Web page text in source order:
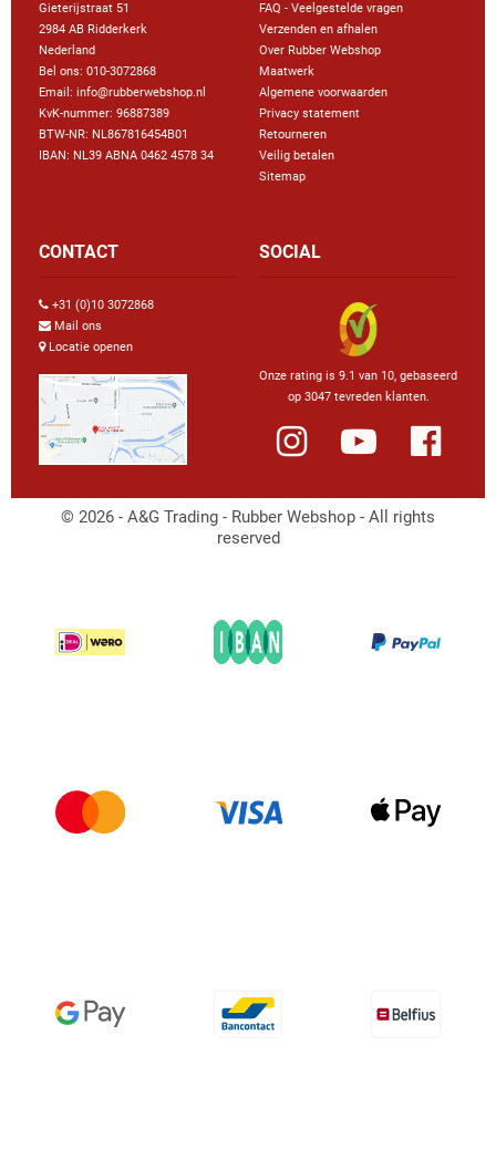
Gieterijstraat 51
2984 AB Ridderkerk
Nederland
Bel ons: 010-3072868
Email: info@rubberwebshop.nl
KvK-nummer: 96887389
BTW-NR: NL867816454B01
IBAN: NL39 ABNA 0462 4578 34
FAQ - Veelgestelde vragen
Verzenden en afhalen
Over Rubber Webshop
Maatwerk
Algemene voorwaarden
Privacy statement
Retourneren
Veilig betalen
Sitemap
CONTACT
+31 (0)10 3072868
Mail ons
Locatie openen
SOCIAL
Onze rating is 9.1 van 10, gebaseerd
op 3047 tevreden klanten.
© 2026 - A&G Trading - Rubber Webshop - All rights
reserved